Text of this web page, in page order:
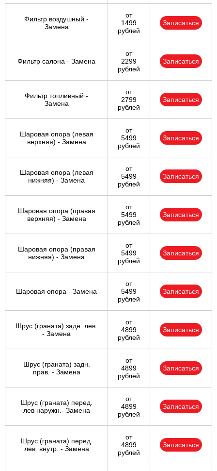
Фильтр воздушный -
Замена
от
1499
рублей
Записаться
Фильтр салона - Замена
от
2299
рублей
Записаться
Фильтр топливный -
Замена
от
2799
рублей
Записаться
Шаровая опора (левая
верхняя) - Замена
от
5499
рублей
Записаться
Шаровая опора (левая
нижняя) - Замена
от
5499
рублей
Записаться
Шаровая опора (правая
верхняя) - Замена
от
5499
рублей
Записаться
Шаровая опора (правая
нижняя) - Замена
от
5499
рублей
Записаться
Шаровая опора - Замена
от
5499
рублей
Записаться
Шрус (граната) задн. лев.
- Замена
от
4899
рублей
Записаться
Шрус (граната) задн.
прав. - Замена
от
4899
рублей
Записаться
Шрус (граната) перед.
лев наружн.- Замена
от
4899
рублей
Записаться
Шрус (граната) перед.
лев. внутр. - Замена
от
4899
рублей
Записаться